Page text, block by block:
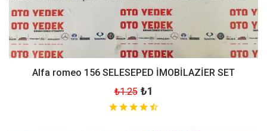
Alfa romeo 156 SELESEPED İMOBİLAZİER SET
₺1.25 ₺1